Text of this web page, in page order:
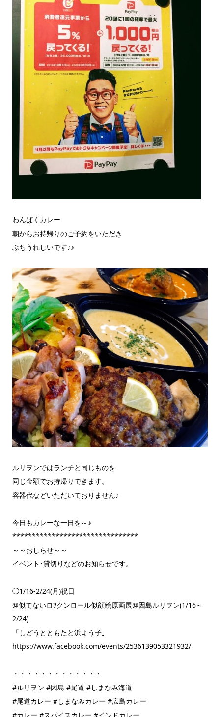
わんぱくカレー
朝からお持帰りのご予約をいただき
ぶちうれしいです♪♪
ルリヲンではランチと同じものを
同じ金額でお持帰りできます。
容器代などいただいておりません♪
今日もカレーな一日を～♪
********************************
～～おしらせ～～
イベント･貸切りなどのお知らせです。
◯1/16-2/24(月)祝日
@似てないロﾂクンロール似顔絵原画展@因島ルリヲン(1/16～
2/24)
「しどうとともたと浜よう子｣
https://www.facebook.com/events/2536139053321932/
・・・・・・・・・・・・・
#ルリヲン #因島 #尾道 #しまなみ海道
#尾道カレー #しまなみカレー #広島カレー
#カレー #スパイスカレー #インドカレー